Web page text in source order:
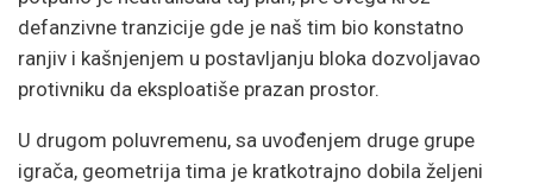
defanzivne tranzicije gde je naš tim bio konstatno
ranjiv i kašnjenjem u postavljanju bloka dozvoljavao
protivniku da eksploatiše prazan prostor.
U drugom poluvremenu, sa uvođenjem druge grupe
igrača, geometrija tima je kratkotrajno dobila željeni